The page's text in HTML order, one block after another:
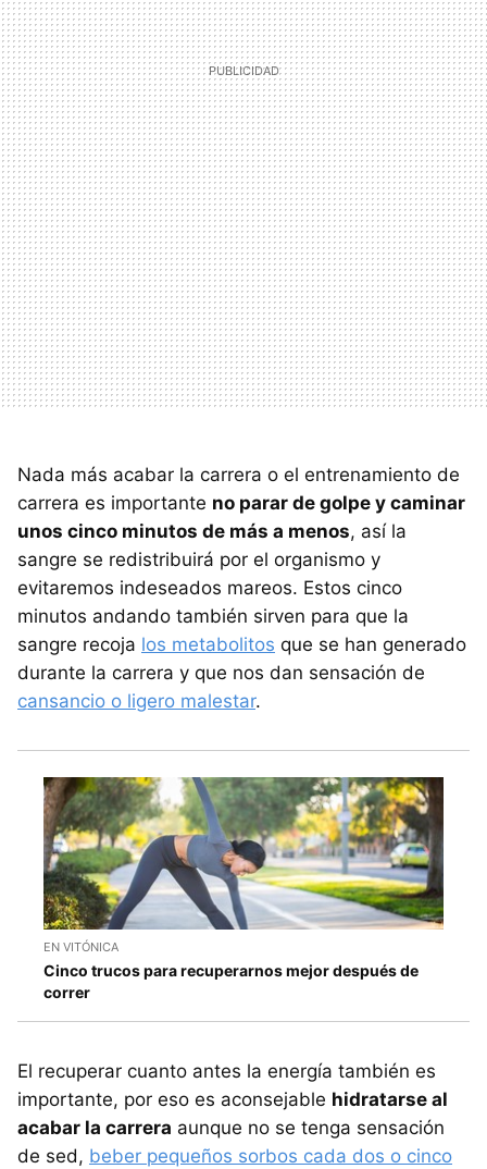
Nada más acabar la carrera o el entrenamiento de
carrera es importante no parar de golpe y caminar
unos cinco minutos de más a menos, así la
sangre se redistribuirá por el organismo y
evitaremos indeseados mareos. Estos cinco
minutos andando también sirven para que la
sangre recoja los metabolitos que se han generado
durante la carrera y que nos dan sensación de
cansancio o ligero malestar.
EN VITÓNICA
Cinco trucos para recuperarnos mejor después de
correr
El recuperar cuanto antes la energía también es
importante, por eso es aconsejable hidratarse al
acabar la carrera aunque no se tenga sensación
de sed, beber pequeños sorbos cada dos o cinco